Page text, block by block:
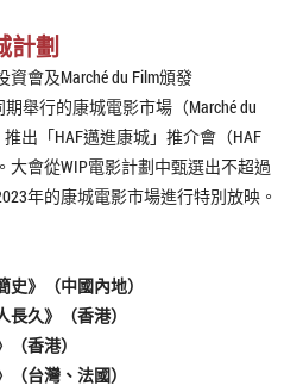
計劃
會及Marché du Film頒發
舉行的康城電影市場（Marché du
出「HAF邁進康城」推介會（HAF
大會從WIP電影計劃中甄選出不超過
年的康城電影市場進行特別放映。
》（中國內地）
久》（香港）
香港）
台灣、法國）